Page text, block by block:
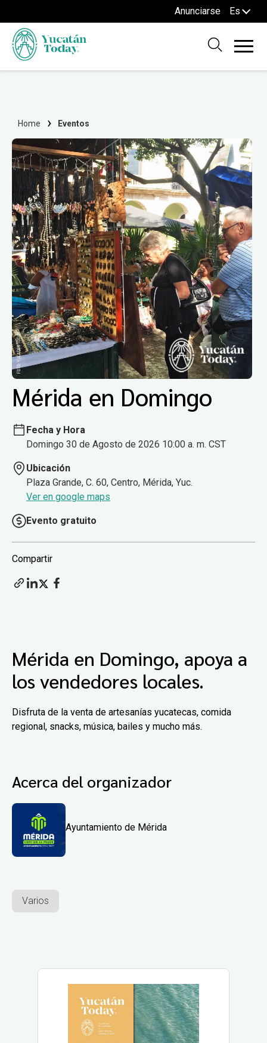
Anunciarse Es
Home Eventos
Mérida en Domingo
Fecha y Hora
Domingo 30 de Agosto de 2026 10:00 a. m. CST
Ubicación
Plaza Grande, C. 60, Centro, Mérida, Yuc.
Ver en google maps
Evento gratuito
Compartir
Mérida en Domingo, apoya a
los vendedores locales.
Disfruta de la venta de artesanías yucatecas, comida
regional, snacks, música, bailes y mucho más.
Acerca del organizador
Ayuntamiento de Mérida
Varios